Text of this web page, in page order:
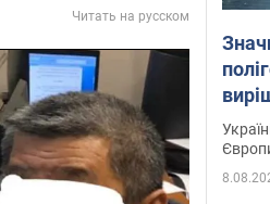
Читать на русском